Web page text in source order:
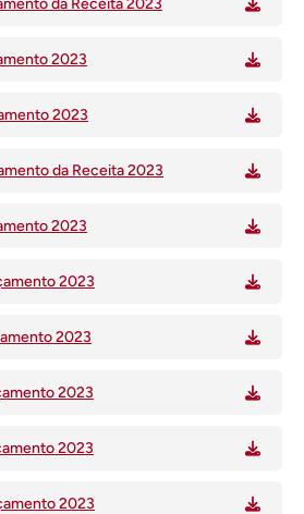
da Receita 2023
2023
2023
da Receita 2023
2023
2023
2023
2023
2023
2023